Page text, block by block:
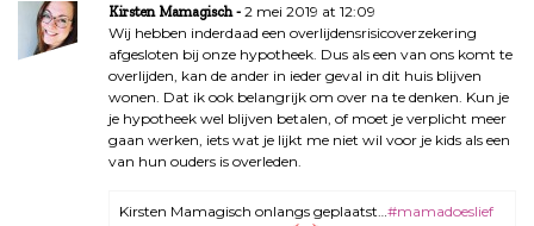
n
v
Kirsten Mamagisch
2 mei 2019 at 12:09
Wij hebben inderdaad een overlijdensrisicoverzekering
afgesloten bij onze hypotheek. Dus als een van ons komt te
overlijden, kan de ander in ieder geval in dit huis blijven
wonen. Dat ik ook belangrijk om over na te denken. Kun je
je hypotheek wel blijven betalen, of moet je verplicht meer
gaan werken, iets wat je lijkt me niet wil voor je kids als een
van hun ouders is overleden.
Kirsten Mamagisch onlangs geplaatst… #mamadoeslief